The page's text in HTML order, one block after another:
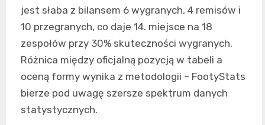
jest słaba z bilansem 6 wygranych, 4 remisów i
10 przegranych, co daje 14. miejsce na 18
zespołów przy 30% skuteczności wygranych.
Różnica między oficjalną pozycją w tabeli a
oceną formy wynika z metodologii – FootyStats
bierze pod uwagę szersze spektrum danych
statystycznych.